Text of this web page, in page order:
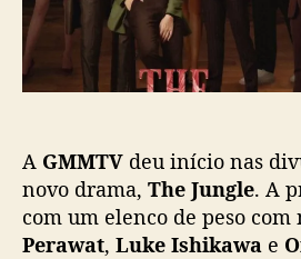
a
A GMMTV deu início nas
novo drama, The Jungle. A
com um elenco de peso com
Perawat, Luke Ishikawa e